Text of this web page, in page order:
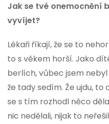
Jak se tvé onemocnění
vyvíjet?
Lékaři říkají, že se to
to s věkem horší. Jako
berlích, vůbec jsem
že tady sedím. Že ujdu,
se s tím rozhodl něco
nic nedělali, nijak to